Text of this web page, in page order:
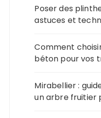
Poser des
astuces et
Comment
béton pour vos
Mirabellier :
un arbre fruitier